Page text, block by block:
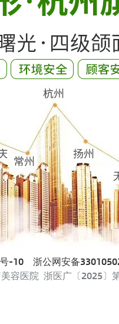
-10
浙公网安备
容医院 浙医广〔2025〕